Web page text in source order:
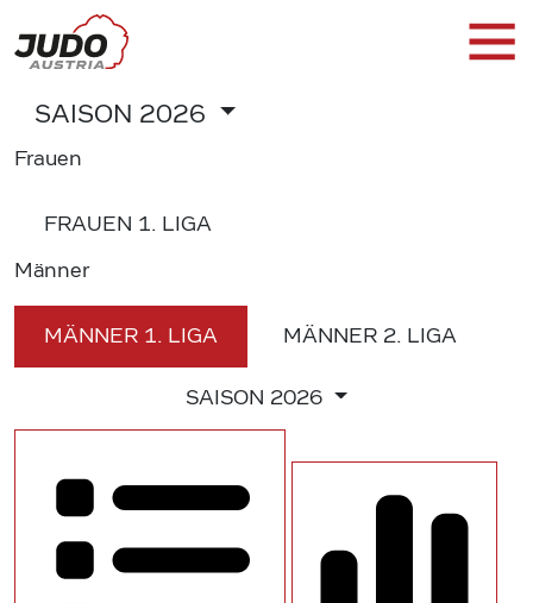
SAISON 2026
Frauen
FRAUEN 1. LIGA
Männer
MÄNNER 1. LIGA MÄNNER 2. LIGA
SAISON 2026